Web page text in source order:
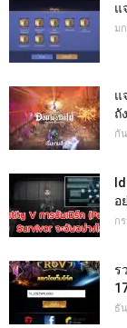
แ
ม
แ
ถั
กั
อ
ก
ร
ธั